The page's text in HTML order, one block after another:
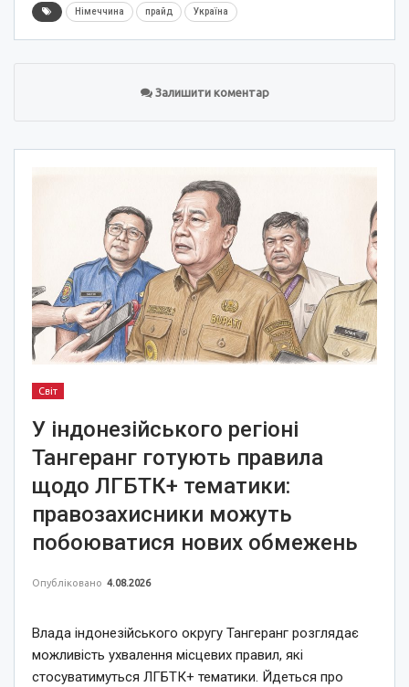
Німеччина прайд Україна
Залишити коментар
Світ
У індонезійського регіоні
Тангеранг готують правила
щодо ЛГБТК+ тематики:
правозахисники можуть
побоюватися нових обмежень
Опубліковано 4.08.2026
Влада індонезійського округу Тангеранг розглядає
можливість ухвалення місцевих правил, які
стосуватимуться ЛГБТК+ тематики. Йдеться про